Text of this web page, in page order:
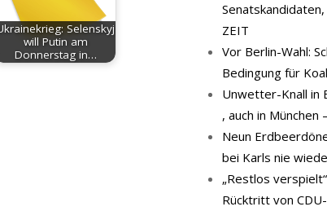
Selenskyj
will Putin am
Donnerstag in…
ZEIT
Vor Berlin-Wahl:
Bedingung für
Unwetter-Knall in
, auch in
Neun
bei Karls nie
„Restlos
Rücktritt von